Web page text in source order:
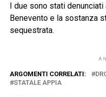
I due sono stati
Benevento e la sostanza
sequestrata.
ARGOMENTI CORRELATI:
STATALE APPIA